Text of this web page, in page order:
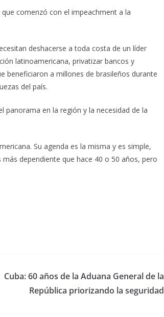
comenzó con el impeachment a la
deshacerse a toda costa de un líder
latinoamericana, privatizar bancos y
beneficiaron a millones de brasileños durante
del país.
en la región y la necesidad de la
Su agenda es la misma y es simple,
dependiente que hace 40 o 50 años, pero
Cuba: 60 años de la Aduana General de la
República priorizando la seguridad